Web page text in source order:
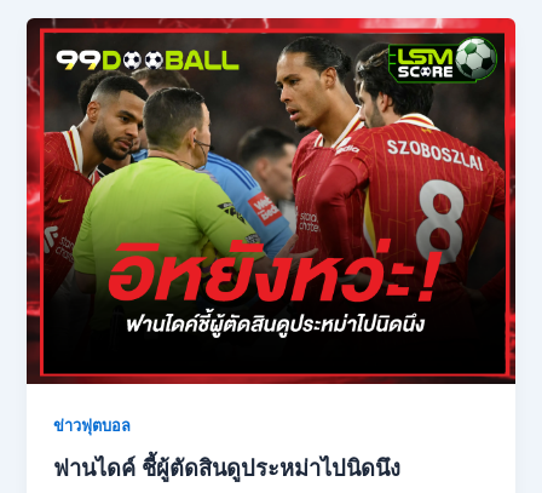
ข่าวฟุตบอล
ฟานไดค์ ชี้ผู้ตัดสินดูประหม่าไปนิดนึง